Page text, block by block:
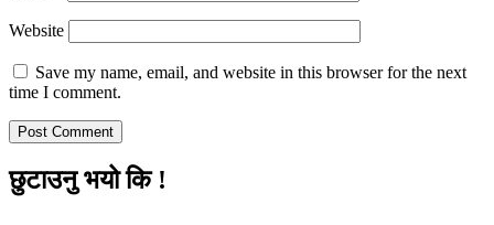
Website
Save my name, email, and website in this browser for the next
time I comment.
छुटाउनु भयो कि !